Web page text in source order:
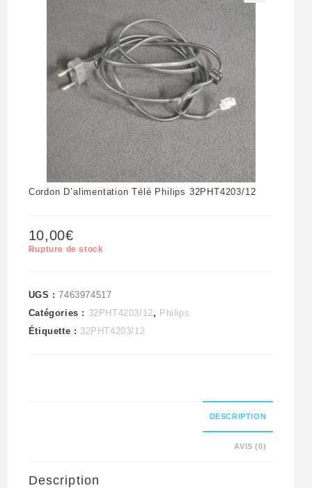
🔍
Cordon D’alimentation Télé Philips 32PHT4203/12
10,00€
Rupture de stock
UGS :7463974517
Catégories : 32PHT4203/12, Philips
Étiquette : 32PHT4203/12
DESCRIPTION
AVIS (0)
Description